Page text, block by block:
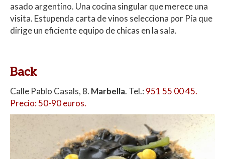
asado argentino. Una cocina singular que merece una
visita. Estupenda carta de vinos selecciona por Pía que
dirige un eficiente equipo de chicas en la sala.
Back
Calle Pablo Casals, 8. Marbella. Tel.: 951 55 00 45.
Precio: 50-90 euros.